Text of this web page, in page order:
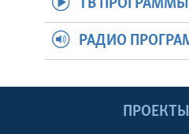
ТВ ПРОГРАММЫ
РАДИО
ПРОЕКТЫ